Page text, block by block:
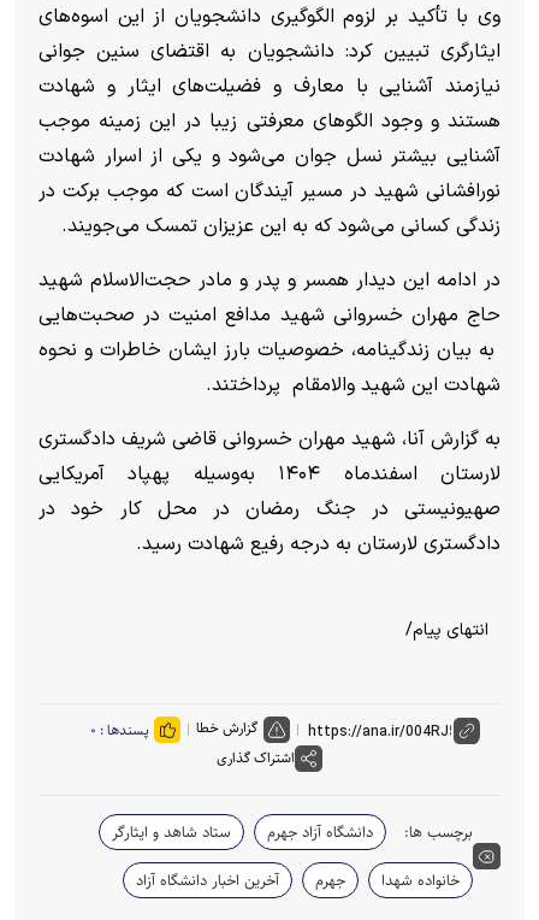
وی با تأکید بر لزوم الگوگیری دانشجویان از این اسوه‌های
ایثارگری تبیین کرد: دانشجویان به اقتضای سنین جوانی
نیازمند آشنایی با معارف و فضیلت‌های ایثار و شهادت
هستند و وجود الگوهای معرفتی زیبا در این زمینه موجب
آشنایی بیشتر نسل جوان می‌‌شود و یکی از اسرار شهادت
نورافشانی شهید در مسیر آیندگان است که موجب برکت در
زندگی کسانی می‌شود که به این عزیزان تمسک می‌جویند.
در ادامه این دیدار همسر و پدر و مادر حجت‌الاسلام شهید
حاج مهران خسروانی شهید مدافع امنیت در صحبت‌هایی
به بیان زندگینامه، خصوصیات بارز ایشان خاطرات و نحوه
شهادت این شهید والامقام پرداختند.
به گزارش آنا، شهید مهران خسروانی قاضی شریف دادگستری
لارستان اسفندماه ۱۴۰۴ به‌وسیله پهپاد آمریکایی
صهیونیستی در جنگ رمضان در محل کار خود در
دادگستری لارستان به درجه رفیع شهادت رسید.
انتهای پیام/
گزارش خطا پسندها : ۰
اشتراک گذاری
برچسب ها: دانشگاه آزاد جهرم
ستاد شاهد و ایثارگر
خانواده شهدا
جهرم آخرین اخبار دانشگاه آزاد